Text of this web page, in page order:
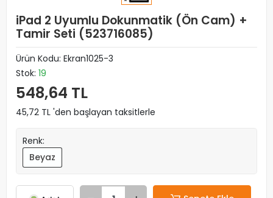
iPad 2 Uyumlu Dokunmatik (Ön Cam) +
Tamir Seti (523716085)
Ürün Kodu: Ekran1025-3
Stok: 19
548,64 TL
45,72 TL 'den başlayan taksitlerle
Renk:
Beyaz